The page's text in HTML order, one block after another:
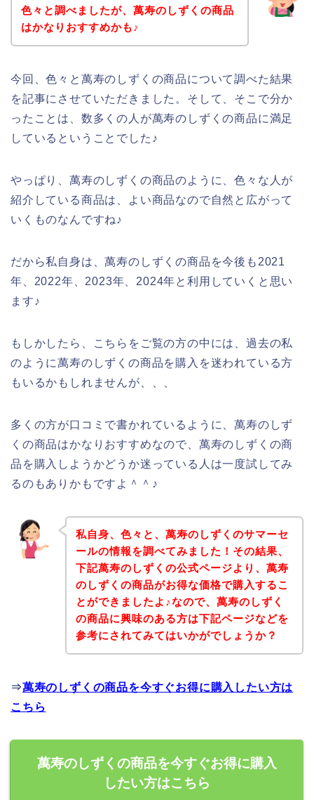
色々と調べましたが、萬寿のしずくの商品
はかなりおすすめかも♪
今回、色々と萬寿のしずくの商品について調べた結果
を記事にさせていただきました。そして、そこで分か
ったことは、数多くの人が萬寿のしずくの商品に満足
しているということでした♪
やっぱり、萬寿のしずくの商品のように、色々な人が
紹介している商品は、よい商品なので自然と広がって
いくものなんですね♪
だから私自身は、萬寿のしずくの商品を今後も2021
年、2022年、2023年、2024年と利用していくと思い
ます♪
もしかしたら、こちらをご覧の方の中には、過去の私
のように萬寿のしずくの商品を購入を迷われている方
もいるかもしれませんが、、、
多くの方が口コミで書かれているように、萬寿のしず
くの商品はかなりおすすめなので、萬寿のしずくの商
品を購入しようかどうか迷っている人は一度試してみ
るのもありかもですよ＾＾♪
私自身、色々と、萬寿のしずくのサマーセ
ールの情報を調べてみました！その結果、
下記萬寿のしずくの公式ページより、萬寿
のしずくの商品がお得な価格で購入するこ
とができましたよ♪なので、萬寿のしずく
の商品に興味のある方は下記ページなどを
参考にされてみてはいかがでしょうか？
⇒萬寿のしずくの商品を今すぐお得に購入したい方は
こちら
萬寿のしずくの商品を今すぐお得に購入
したい方はこちら